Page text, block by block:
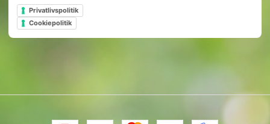
Privatlivspolitik
Cookiepolitik